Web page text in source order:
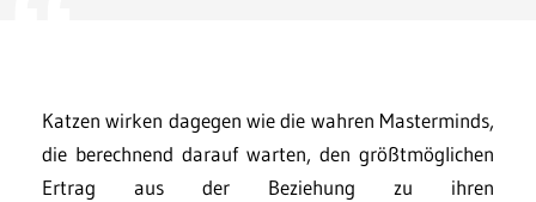
Katzen wirken dagegen wie die wahren Masterminds,
die berechnend darauf warten, den größtmöglichen
Ertrag aus der Beziehung zu ihren